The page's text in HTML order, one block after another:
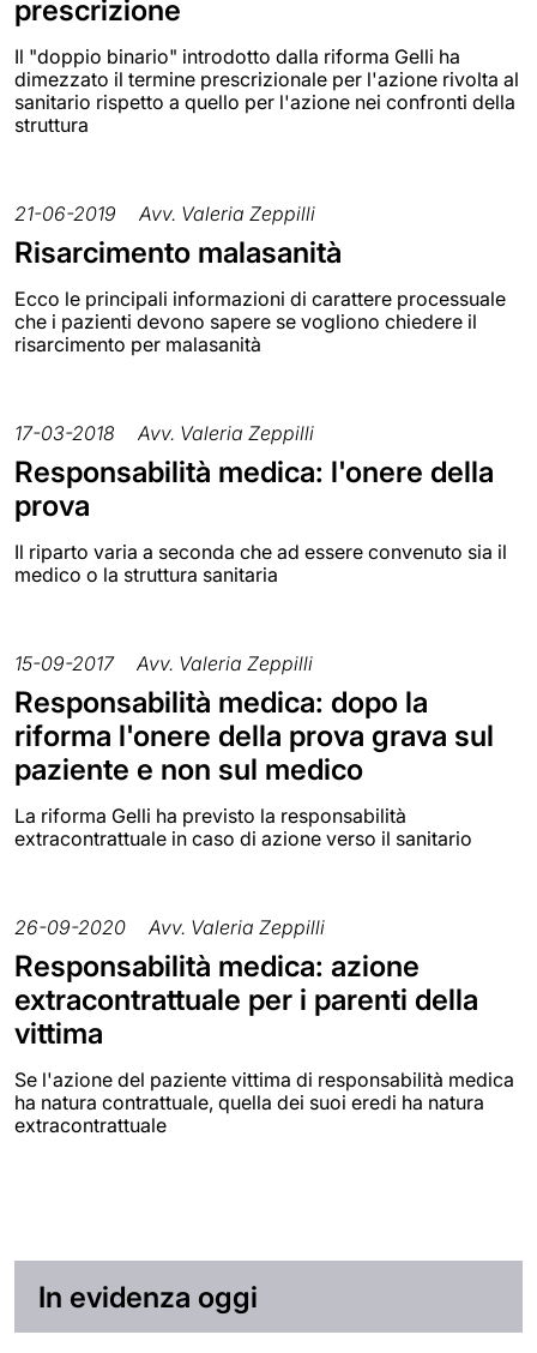
prescrizione
Il "doppio binario" introdotto dalla riforma Gelli ha
dimezzato il termine prescrizionale per l'azione rivolta al
sanitario rispetto a quello per l'azione nei confronti della
struttura
21-06-2019 Avv. Valeria Zeppilli
Risarcimento malasanità
Ecco le principali informazioni di carattere processuale
che i pazienti devono sapere se vogliono chiedere il
risarcimento per malasanità
17-03-2018 Avv. Valeria Zeppilli
Responsabilità medica: l'onere della
prova
Il riparto varia a seconda che ad essere convenuto sia il
medico o la struttura sanitaria
15-09-2017 Avv. Valeria Zeppilli
Responsabilità medica: dopo la
riforma l'onere della prova grava sul
paziente e non sul medico
La riforma Gelli ha previsto la responsabilità
extracontrattuale in caso di azione verso il sanitario
26-09-2020 Avv. Valeria Zeppilli
Responsabilità medica: azione
extracontrattuale per i parenti della
vittima
Se l'azione del paziente vittima di responsabilità medica
ha natura contrattuale, quella dei suoi eredi ha natura
extracontrattuale
In evidenza oggi